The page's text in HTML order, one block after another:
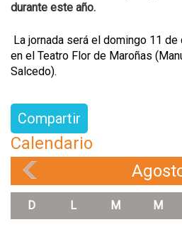
durante este año.
La jornada será el domingo 11
en el Teatro Flor de Maroñas
Salcedo).
Compartir
Calendario
D L M M